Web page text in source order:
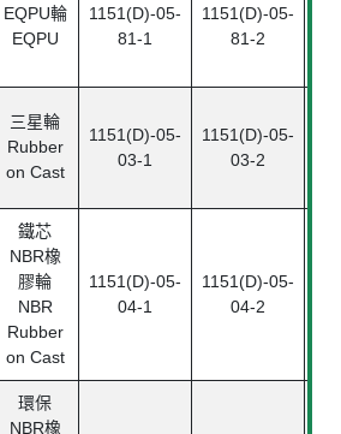
EQPU輪
EQPU
1151(D)-05-
81-1
1151(D)-05-
81-2
三星輪
Rubber
on Cast
1151(D)-05-
03-1
1151(D)-05-
03-2
鐵芯
NBR橡
膠輪
NBR
Rubber
on Cast
1151(D)-05-
04-1
1151(D)-05-
04-2
環保
NBR橡